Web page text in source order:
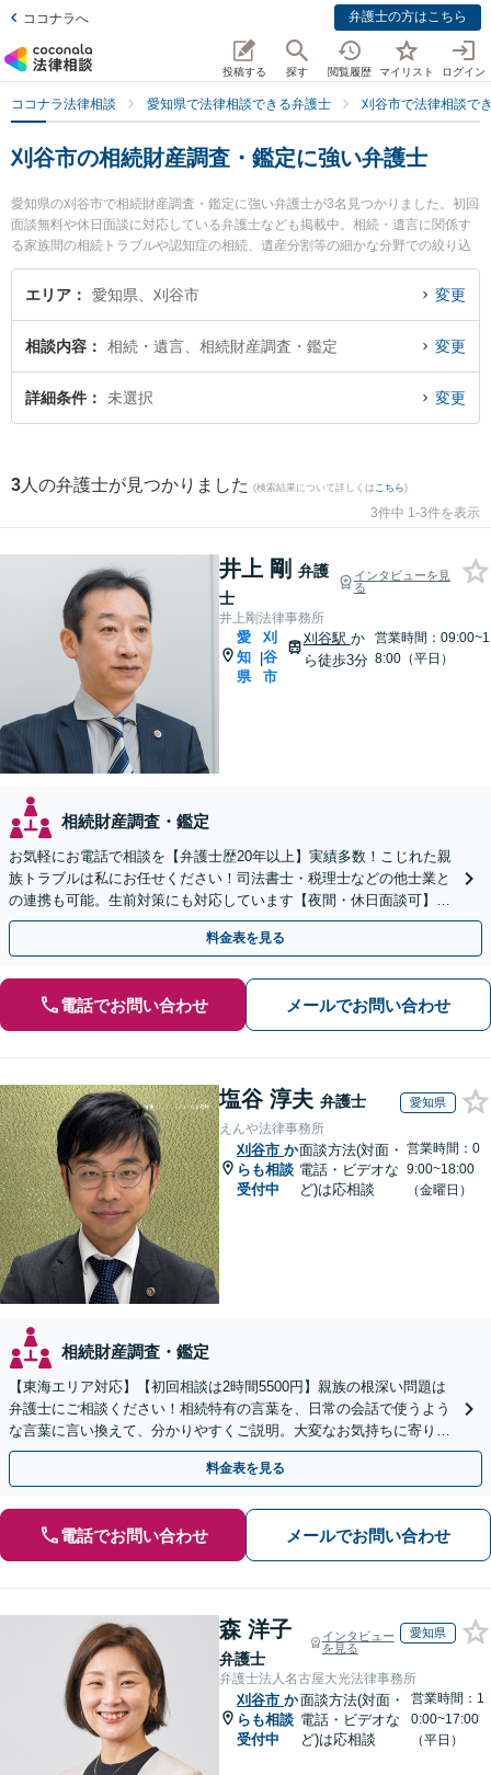
ココナラへ 弁護士の方はこちら
投稿する 探す 閲覧履歴 マイリスト ログイン
ココナラ法律相談 愛知県で法律相談できる弁護士 刈谷市で法律相談で
刈谷市の相続財産調査・鑑定に強い弁護士
愛知県の刈谷市で相続財産調査・鑑定に強い弁護士が3名見つかりました。初回
面談無料や休日面談に対応している弁護士なども掲載中。相続・遺言に関係す
る家族間の相続トラブルや認知症の相続、遺産分割等の細かな分野での絞り込
み検索もでき便利です。特に井上剛法律事務所の井上 剛弁護士や井上剛法律事
務所の大橋 翔弁護士、井上剛法律事務所の山角 淳弁護士のプロフィール情報や
査・鑑定のトラブル解決の実績豊富な近くの弁護士を検索したい』『初回相談
無料で相続財産調査・鑑定を法律相談できる刈谷市内の弁護士に相談予約した
い』などでお困りの相談者さんにおすすめです。
エリア 愛知県、刈谷市 変更
相談内容 相続・遺言、相続財産調査・鑑定 変更
詳細条件 未選択 変更
3 人の弁護士が見つかりました (検索結果について詳しくは こちら)
3件中 1-3件を表示
井上 剛 弁護
士
インタビューを見
る
井上剛法律事務所
愛
知
県
|
刈
谷
市
刈谷駅 か
ら徒歩3分
営業時間：09:00~1
8:00（平日）
相続財産調査・鑑定
お気軽にお電話で相談を【弁護士歴20年以上】実績多数！こじれた親
族トラブルは私にお任せください！司法書士・税理士などの他士業と
の連携も可能。生前対策にも対応しています【夜間・休日面談可】
【完全個室・秘密厳守】
料金表を見る
電話でお問い合わせ メールでお問い合わせ
塩谷 淳夫 弁護士 愛知県
えんや法律事務所
刈谷市 か
らも相談
受付中
面談方法(対面・
電話・ビデオな
ど)は応相談
営業時間：0
9:00~18:00
（金曜日）
相続財産調査・鑑定
【東海エリア対応】【初回相談は2時間5500円】親族の根深い問題は
弁護士にご相談ください！相続特有の言葉を、日常の会話で使うよう
な言葉に言い換えて、分かりやすくご説明。大変なお気持ちに寄り添
い、納得できる解決を目指します
料金表を見る
電話でお問い合わせ メールでお問い合わせ
森 洋子
弁護士
インタビュー
を見る
愛知県
弁護士法人名古屋大光法律事務所
刈谷市 か
らも相談
受付中
面談方法(対面・
電話・ビデオな
ど)は応相談
営業時間：1
0:00~17:00
（平日）